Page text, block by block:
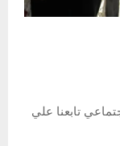
تابعنا علي